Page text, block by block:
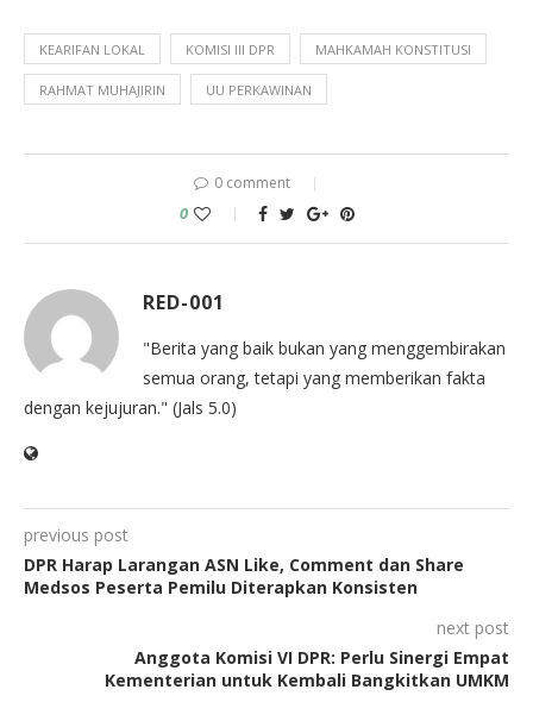
KEARIFAN LOKAL KOMISI III DPR MAHKAMAH KONSTITUSI
RAHMAT MUHAJIRIN UU PERKAWINAN
0 comment
0
RED-001
"Berita yang baik bukan yang menggembirakan
semua orang, tetapi yang memberikan fakta
dengan kejujuran." (Jals 5.0)
previous post
DPR Harap Larangan ASN Like, Comment dan Share
Medsos Peserta Pemilu Diterapkan Konsisten
next post
Anggota Komisi VI DPR: Perlu Sinergi Empat
Kementerian untuk Kembali Bangkitkan UMKM